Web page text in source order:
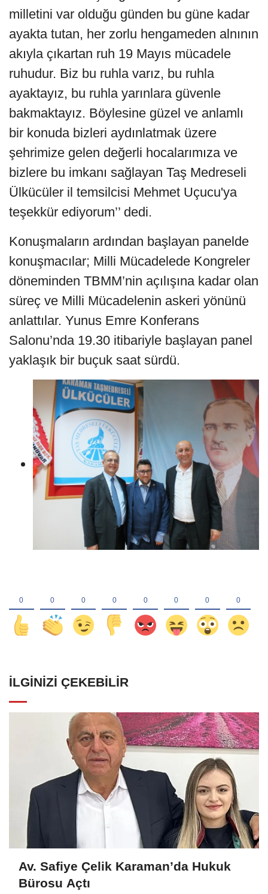
milletini var olduğu günden bu güne kadar
ayakta tutan, her zorlu hengameden alnının
akıyla çıkartan ruh 19 Mayıs mücadele
ruhudur. Biz bu ruhla varız, bu ruhla
ayaktayız, bu ruhla yarınlara güvenle
bakmaktayız. Böylesine güzel ve anlamlı
bir konuda bizleri aydınlatmak üzere
şehrimize gelen değerli hocalarımıza ve
bizlere bu imkanı sağlayan Taş Medreseli
Ülkücüler il temsilcisi Mehmet Uçucu'ya
teşekkür ediyorum’’ dedi.
Konuşmaların ardından başlayan panelde
konuşmacılar; Milli Mücadelede Kongreler
döneminden TBMM’nin açılışına kadar olan
süreç ve Milli Mücadelenin askeri yönünü
anlattılar. Yunus Emre Konferans
Salonu’nda 19.30 itibariyle başlayan panel
yaklaşık bir buçuk saat sürdü.
İLGINIZI ÇEKEBILIR
Av. Safiye Çelik Karaman’da Hukuk
Bürosu Açtı